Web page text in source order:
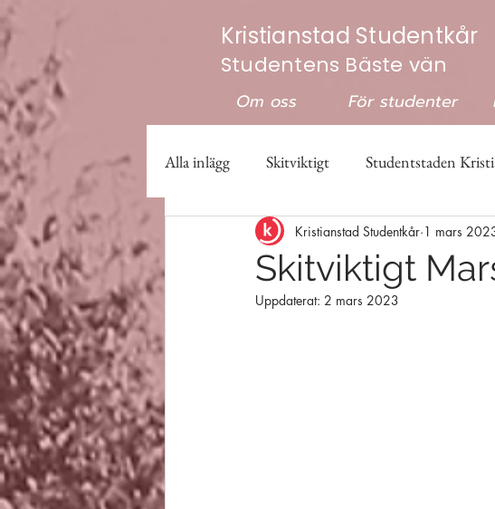
Kristianstad Studentkår
Studentens Bäste vän
Om oss För studenter
Alla inlägg Skitviktigt Studentstaden
Valberedningen Studenter &Quiz
Skitviktigt
Kristianstad Studentkår 1 mars
Uppdaterat: 2 mars 2023